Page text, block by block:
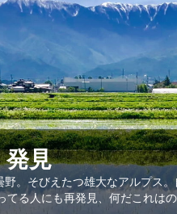
発見
。そびえたつ雄大なアルプス
る人にも再発見、何だこれ